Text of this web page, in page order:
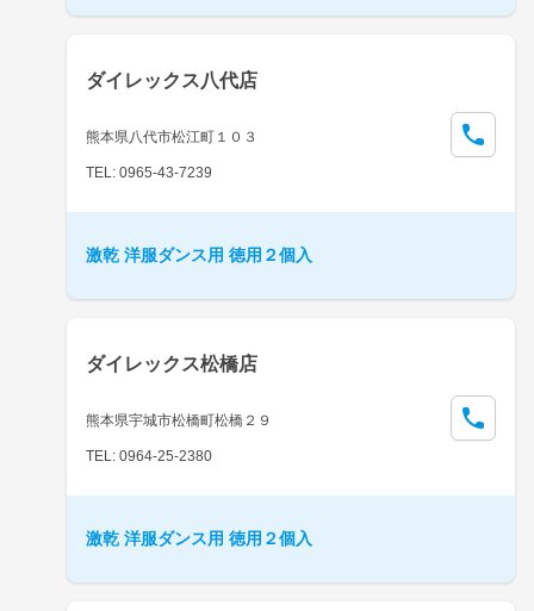
ダイレックス八代店
熊本県八代市松江町１０３
TEL: 0965-43-7239
激乾 洋服ダンス用 徳用２個入
ダイレックス松橋店
熊本県宇城市松橋町松橋２９
TEL: 0964-25-2380
激乾 洋服ダンス用 徳用２個入